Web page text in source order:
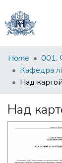
Communities
&
Collections
Statistics
Home
Над
Над